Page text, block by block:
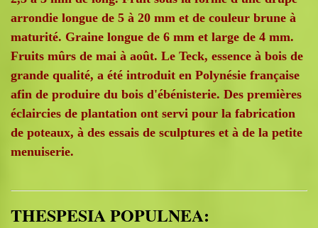
arrondie longue de 5 à 20 mm et de couleur brune à
maturité. Graine longue de 6 mm et large de 4 mm.
Fruits mûrs de mai à août. Le Teck, essence à bois de
grande qualité, a été introduit en Polynésie française
afin de produire du bois d'ébénisterie. Des premières
éclaircies de plantation ont servi pour la fabrication
de poteaux, à des essais de sculptures et à de la petite
menuiserie.
THESPESIA POPULNEA: